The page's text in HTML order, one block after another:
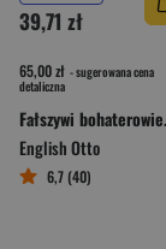
39,71 zł
65,00 zł - sugerowana cena
detaliczna
English Otto
6,7 (40)